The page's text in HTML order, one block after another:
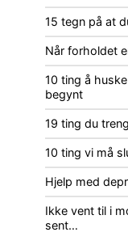
15 tegn på at
Når forholdet
10 ting å
begynt
19 ting du
10 ting vi må
Hjelp med
Ikke vent til i
sent…